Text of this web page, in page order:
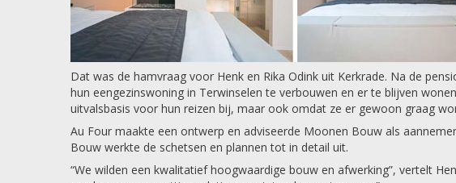
Dat was de hamvraag voor Henk en Rika Odink uit Kerkrade. Na de
hun eengezinswoning in Terwinselen te verbouwen en er te blijven
uitvalsbasis voor hun reizen bij, maar ook omdat ze er gewoon graag
Au Four maakte een ontwerp en adviseerde Moonen Bouw als
Bouw werkte de schetsen en plannen tot in detail uit.
“We wilden een kwalitatief hoogwaardige bouw en afwerking”, vertelt